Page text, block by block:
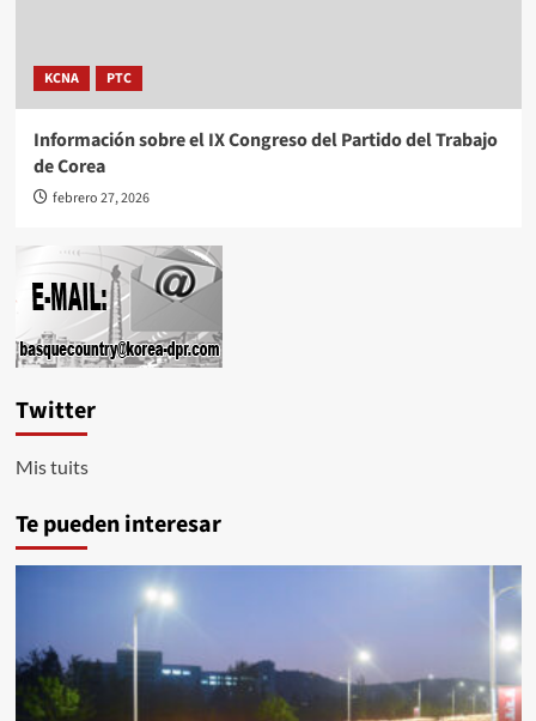
KCNA PTC
Información sobre el IX Congreso del Partido del Trabajo
de Corea
febrero 27, 2026
Twitter
Mis tuits
Te pueden interesar